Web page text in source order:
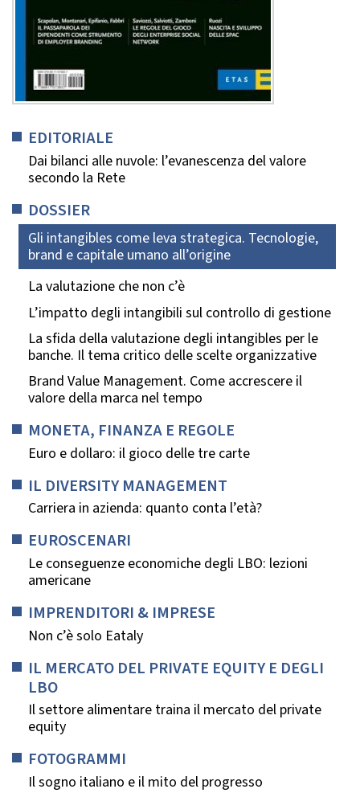
EDITORIALE
Dai bilanci alle nuvole: l’evanescenza del valore
secondo la Rete
DOSSIER
Gli intangibles come leva strategica. Tecnologie,
brand e capitale umano all’origine
La valutazione che non c’è
L’impatto degli intangibili sul controllo di gestione
La sfida della valutazione degli intangibles per le
banche. Il tema critico delle scelte organizzative
Brand Value Management. Come accrescere il
valore della marca nel tempo
MONETA, FINANZA E REGOLE
Euro e dollaro: il gioco delle tre carte
IL DIVERSITY MANAGEMENT
Carriera in azienda: quanto conta l’età?
EUROSCENARI
Le conseguenze economiche degli LBO: lezioni
americane
IMPRENDITORI & IMPRESE
Non c’è solo Eataly
IL MERCATO DEL PRIVATE EQUITY E DEGLI
LBO
Il settore alimentare traina il mercato del private
equity
FOTOGRAMMI
Il sogno italiano e il mito del progresso